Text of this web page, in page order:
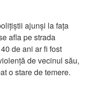
ajunși la fața
afla pe strada
de ani ar fi fost
de vecinul său,
o stare de temere.